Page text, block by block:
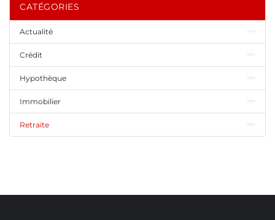
CATÉGORIES
Actualité
Crédit
Hypothèque
Immobilier
Retraite